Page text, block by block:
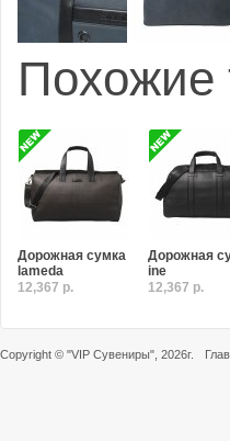
Похожие
Дорожная сумка
lameda
12,367 р.
Дорожная
ine
12,367 р.
Copyright © "VIP Сувениры" , 2026г.